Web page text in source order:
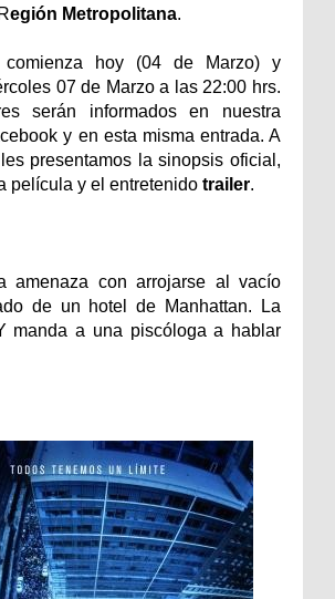
egión Metropolitana.
comienza hoy (04 de Marzo) y
07 de Marzo a las 22:00 hrs.
serán informados en nuestra
y en esta misma entrada. A
presentamos la sinopsis oficial,
película y el entretenido trailer.
amenaza con arrojarse al vacío
de un hotel de Manhattan. La
manda a una piscóloga a hablar